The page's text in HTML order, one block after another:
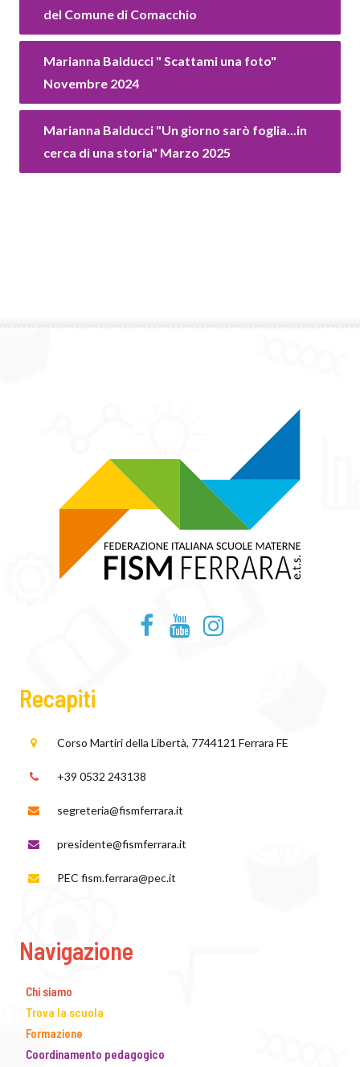
del Comune di Comacchio
Marianna Balducci " Scattami una foto"
Novembre 2024
Marianna Balducci "Un giorno sarò foglia...in
cerca di una storia" Marzo 2025
Recapiti
Corso Martiri della Libertà, 7744121 Ferrara FE
+39 0532 243138
segreteria@fismferrara.it
presidente@fismferrara.it
PEC fism.ferrara@pec.it
Navigazione
Chi siamo
Trova la scuola
Formazione
Coordinamento pedagogico